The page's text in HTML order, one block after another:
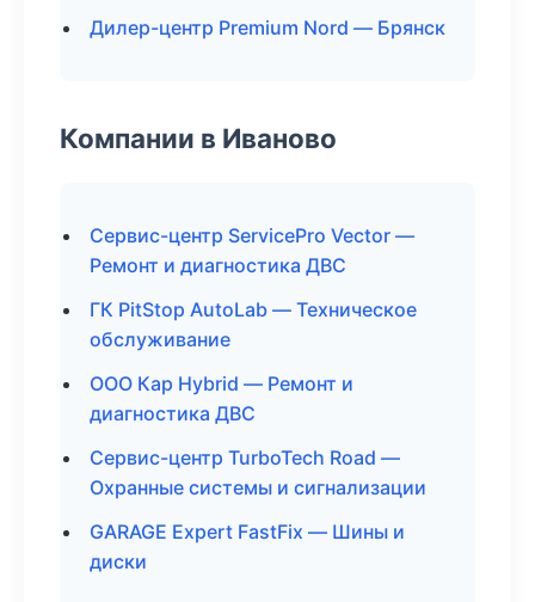
Дилер-центр Premium Nord — Брянск
Компании в Иваново
Сервис-центр ServicePro Vector —
Ремонт и диагностика ДВС
ГК PitStop AutoLab — Техническое
обслуживание
ООО Кар Hybrid — Ремонт и
диагностика ДВС
Сервис-центр TurboTech Road —
Охранные системы и сигнализации
GARAGE Expert FastFix — Шины и
диски